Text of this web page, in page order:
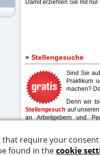
Damit erziehlen Sie mit
» Stellengesuche
Sind Sie
Praktikum
machen?
Denn wir
Stellengesuch auf
an Arbeitgebern und
Nutzen Sie die